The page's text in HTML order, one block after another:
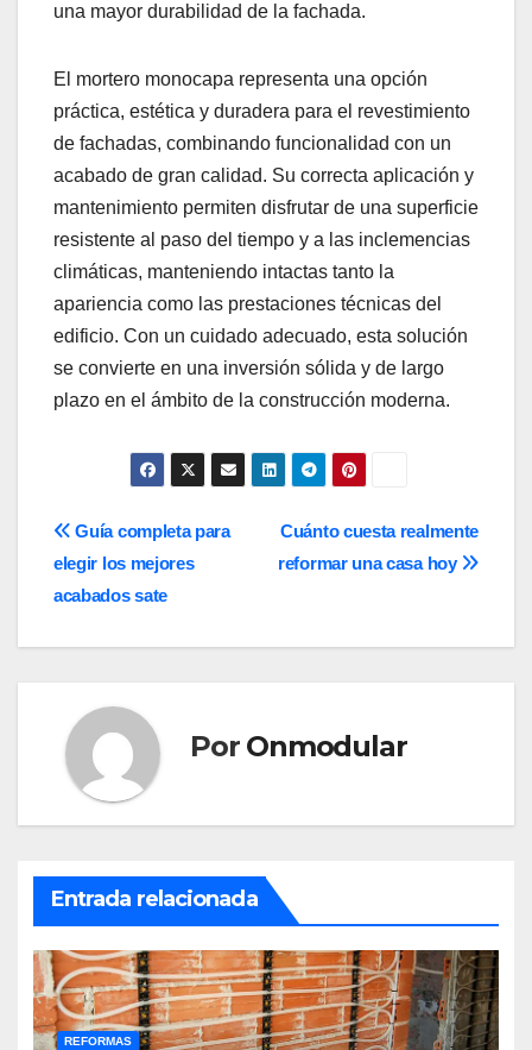
una mayor durabilidad de la fachada.
El mortero monocapa representa una opción
práctica, estética y duradera para el revestimiento
de fachadas, combinando funcionalidad con un
acabado de gran calidad. Su correcta aplicación y
mantenimiento permiten disfrutar de una superficie
resistente al paso del tiempo y a las inclemencias
climáticas, manteniendo intactas tanto la
apariencia como las prestaciones técnicas del
edificio. Con un cuidado adecuado, esta solución
se convierte en una inversión sólida y de largo
plazo en el ámbito de la construcción moderna.
Navegación
de
entradas
Cuánto cuesta realmente
reformar una casa hoy
Guía completa para
elegir los mejores
acabados sate
Por Onmodular
Entrada relacionada
REFORMAS